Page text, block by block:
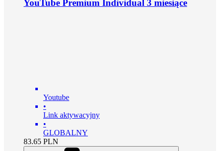
YouTube Premium Individual 3 miesiące
Youtube
•
Link aktywacyjny
•
GLOBALNY
83.65 PLN